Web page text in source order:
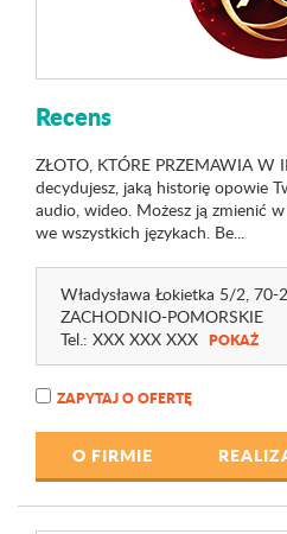
Recens
ZŁOTO, KTÓRE PRZEMAWIA W
decydujesz, jaką historię opowie
audio, wideo. Możesz ją zmienić
we wszystkich językach. Be...
Władysława Łokietka 5/2, 70-
ZACHODNIO-POMORSKIE
Tel.: XXX XXX XXX POKAŻ
ZAPYTAJ O OFERTĘ
O FIRMIE